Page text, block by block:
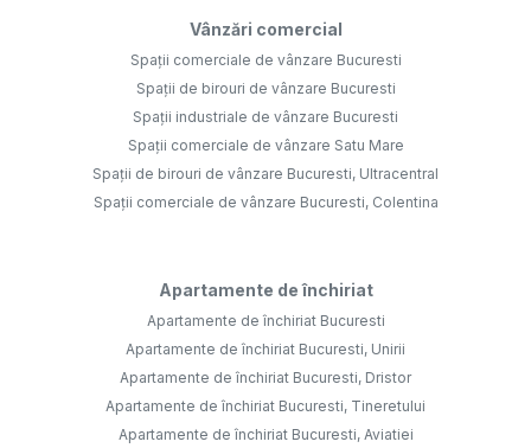
Vânzări comercial
Spații comerciale de vânzare Bucuresti
Spații de birouri de vânzare Bucuresti
Spații industriale de vânzare Bucuresti
Spații comerciale de vânzare Satu Mare
Spații de birouri de vânzare Bucuresti, Ultracentral
Spații comerciale de vânzare Bucuresti, Colentina
Apartamente de închiriat
Apartamente de închiriat Bucuresti
Apartamente de închiriat Bucuresti, Unirii
Apartamente de închiriat Bucuresti, Dristor
Apartamente de închiriat Bucuresti, Tineretului
Apartamente de închiriat Bucuresti, Aviatiei